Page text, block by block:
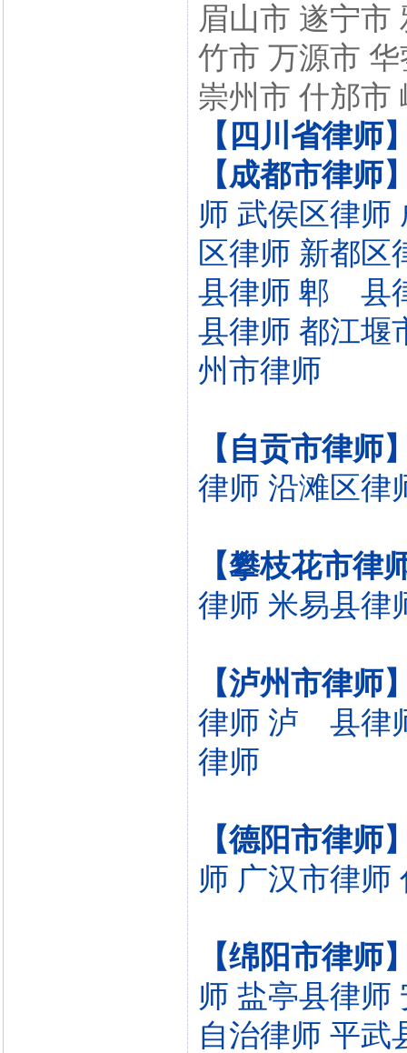
眉山市 遂宁市
竹市 万源市
崇州市 什邡市
【四川省律师
【成都市律师
师 武侯区律师
区律师 新都区
县律师 郫 县
县律师 都江堰
州市律师
【自贡市律师
律师 沿滩区律
【攀枝花市律
律师 米易县律
【泸州市律师
律师 泸 县律
律师
【德阳市律师
师 广汉市律师
【绵阳市律师
师 盐亭县律师
自治律师 平武